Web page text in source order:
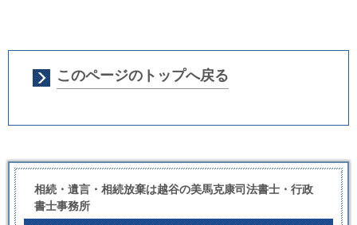
このページのトップへ戻る
相続・遺言・相続放棄は越谷の美馬克康司法書士・行政
書士事務所